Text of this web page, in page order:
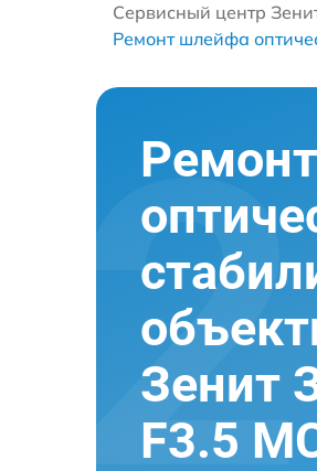
Сервисный центр
Ремонт шлейфа
Зенит
F3.5